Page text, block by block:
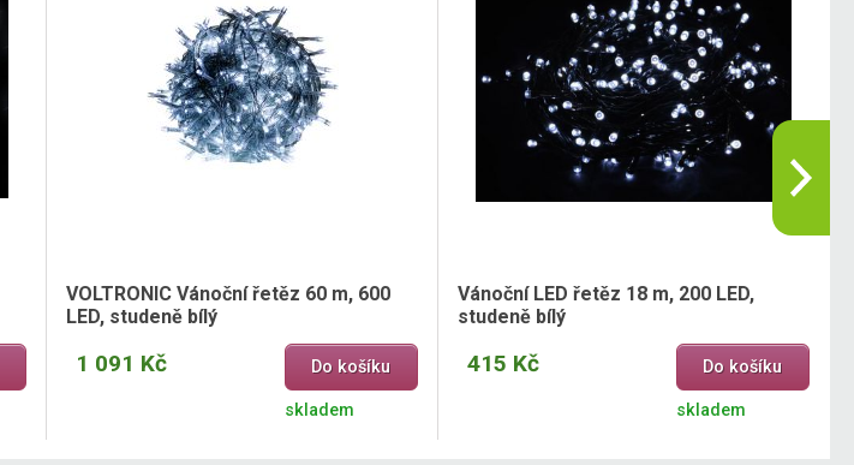
VOLTRONIC Vánoční řetěz 60 m, 600
LED, studeně bílý
1 091 Kč Do košíku
skladem
Vánoční LED řetěz 18 m, 200 LED,
studeně bílý
415 Kč Do košíku
skladem